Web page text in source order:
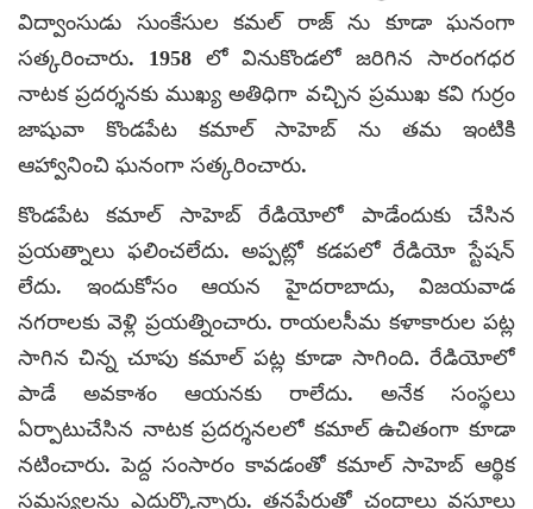
విద్వాంసుడు సుంకేసుల కమల్ రాజ్ ను కూడా ఘనంగా
సత్కరించారు. 1958 లో వినుకొండలో జరిగిన సారంగధర
నాటక ప్రదర్శనకు ముఖ్య అతిధిగా వచ్చిన ప్రముఖ కవి గుర్రం
జాషువా కొండపేట కమాల్ సాహెబ్ ను తమ ఇంటికి
ఆహ్వానించి ఘనంగా సత్కరించారు.
కొండపేట కమాల్ సాహెబ్ రేడియోలో పాడేందుకు చేసిన
ప్రయత్నాలు ఫలించలేదు. అప్పట్లో కడపలో రేడియో స్టేషన్
లేదు. ఇందుకోసం ఆయన హైదరాబాదు, విజయవాడ
నగరాలకు వెళ్లి ప్రయత్నించారు. రాయలసీమ కళాకారుల పట్ల
సాగిన చిన్న చూపు కమాల్ పట్ల కూడా సాగింది. రేడియోలో
పాడే అవకాశం ఆయనకు రాలేదు. అనేక సంస్థలు
ఏర్పాటుచేసిన నాటక ప్రదర్శనలలో కమాల్ ఉచితంగా కూడా
నటించారు. పెద్ద సంసారం కావడంతో కమాల్ సాహెబ్ ఆర్థిక
సమస్యలను ఎదుర్కొన్నారు. తనపేరుతో చందాలు వసూలు